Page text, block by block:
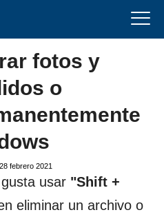
fotos y
o
28 febrero 2021
usar "Shift +
eliminar un archivo o